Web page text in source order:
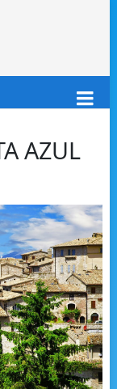
AZUL